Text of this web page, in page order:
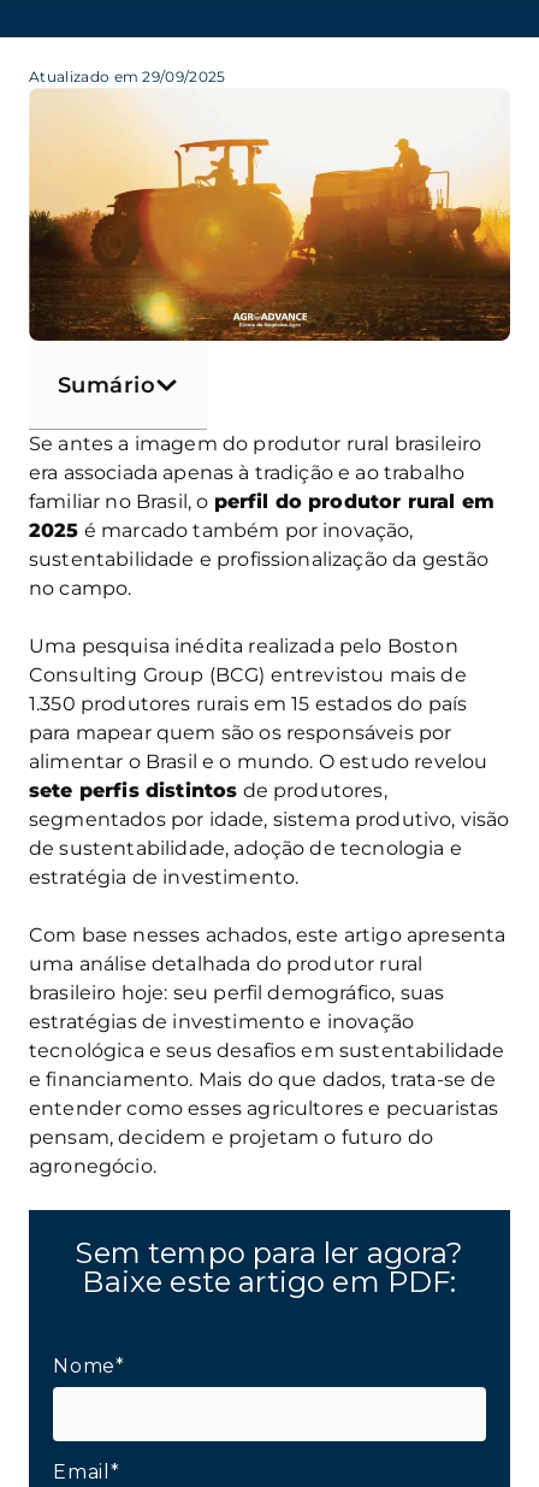
Atualizado em 29/09/2025
Sumário
Se antes a imagem do produtor rural brasileiro
era associada apenas à tradição e ao trabalho
familiar no Brasil, o perfil do produtor rural em
2025 é marcado também por inovação,
sustentabilidade e profissionalização da gestão
no campo.
Uma pesquisa inédita realizada pelo Boston
Consulting Group (BCG) entrevistou mais de
1.350 produtores rurais em 15 estados do país
para mapear quem são os responsáveis por
alimentar o Brasil e o mundo. O estudo revelou
sete perfis distintos de produtores,
segmentados por idade, sistema produtivo, visão
de sustentabilidade, adoção de tecnologia e
estratégia de investimento.
Com base nesses achados, este artigo apresenta
uma análise detalhada do produtor rural
brasileiro hoje: seu perfil demográfico, suas
estratégias de investimento e inovação
tecnológica e seus desafios em sustentabilidade
e financiamento. Mais do que dados, trata-se de
entender como esses agricultores e pecuaristas
pensam, decidem e projetam o futuro do
agronegócio.
Sem tempo para ler agora?
Baixe este artigo em PDF:
Nome*
Email*